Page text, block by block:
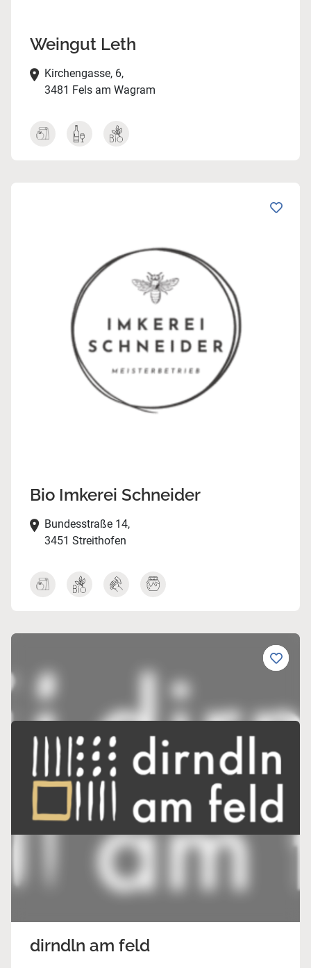
Weingut Leth
Kirchengasse, 6,
3481 Fels am Wagram
Bio Imkerei Schneider
Bundesstraße 14,
3451 Streithofen
dirndln am feld